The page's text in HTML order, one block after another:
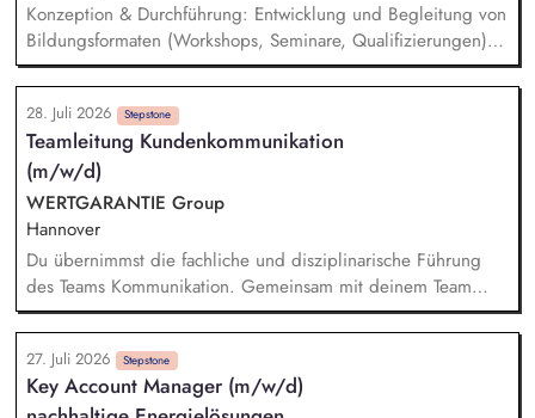
Konzeption & Durchführung: Entwicklung und Begleitung von
Bildungsformaten (Workshops, Seminare, Qualifizierungen) –
von der Idee bis zur Auswertung. Netzwerk & Kooperation:
Zusammenarbeit mit Trainer*innen, Partnern im In- und
Ausland, Mitarbeit in Fachgremien und Akquise von
Fördermitteln. Qualitätsmanagement: Sicherstellung hoher
Standards in unserer Bildungsarbeit – inkl. Reflexion über
Machtverhältnisse und Diskriminierung in der eigenen
Organisation. Öffentlichkeitsarbeit: Weiterentwicklung der
Außenkommunikation und Ansprache neuer Zielgruppen.
28. Juli 2026 Stepstone
Teamleitung Kundenkommunikation
(m/w/d)
WERTGARANTIE Group
Hannover
Du übernimmst die fachliche und disziplinarische Führung
des Teams Kommunikation. Gemeinsam mit deinem Team
definierst du Ziele, behältst relevante KPIs im Blick und stellst
deren Erreichung sicher. Du führst regelmäßige
Teammeetings sowie Feedback- und Mitarbeitergespräche
und förderst die individuelle Weiterentwicklung deiner
27. Juli 2026 Stepstone
Key Account Manager (m/w/d)